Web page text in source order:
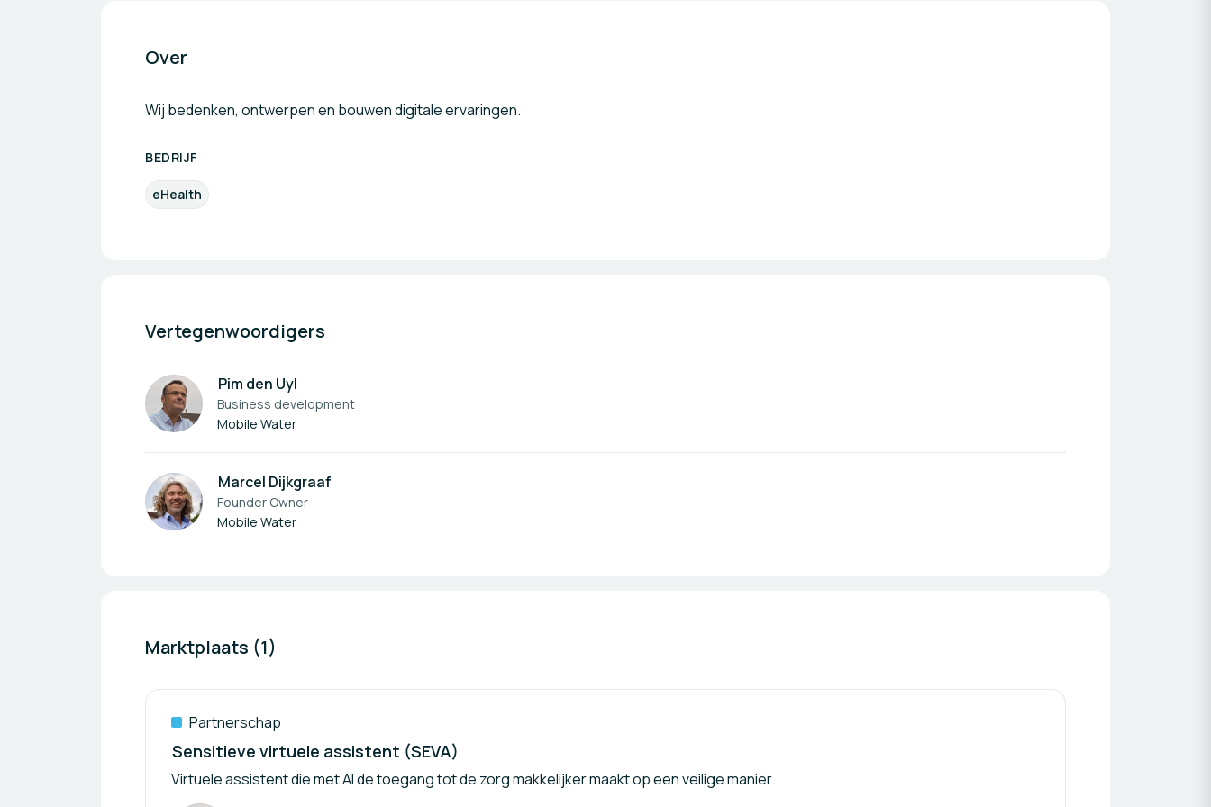
Over
Wij bedenken, ontwerpen en bouwen digitale ervaringen.
BEDRIJF
eHealth
Vertegenwoordigers
Pim den Uyl
Business development
Mobile Water
Marcel Dijkgraaf
Founder Owner
Mobile Water
Marktplaats (1)
Partnerschap
Sensitieve virtuele assistent (SEVA)
Virtuele assistent die met AI de toegang tot de zorg makkelijker maakt op een veilige manier.